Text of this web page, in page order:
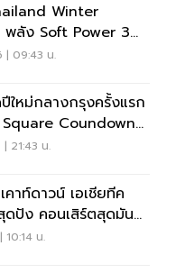
Winter
พลัง Soft Power 3
ที่ยวส่งท้ายปี
| 09:43 น.
ใหม่กลางกรุงครั้งแรก
Coundown
21:43 น.
คาท์ดาวน์ เอเชียทีค
ปัง คอนเสิร์ตสุดมันส์
10:14 น.